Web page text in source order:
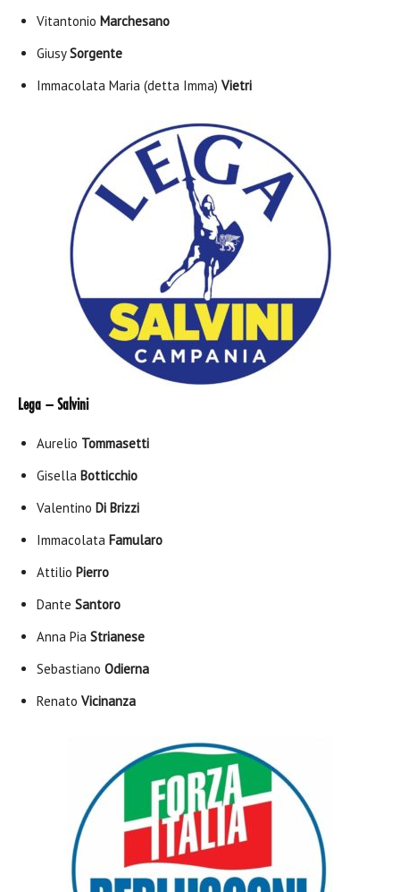
Vitantonio Marchesano
GiusySorgente
Immacolata Maria (detta Imma) Vietri
Lega – Salvini
Aurelio Tommasetti
Gisella Botticchio
Valentino Di Brizzi
Immacolata Famularo
Attilio Pierro
Dante Santoro
Anna Pia Strianese
Sebastiano Odierna
Renato Vicinanza